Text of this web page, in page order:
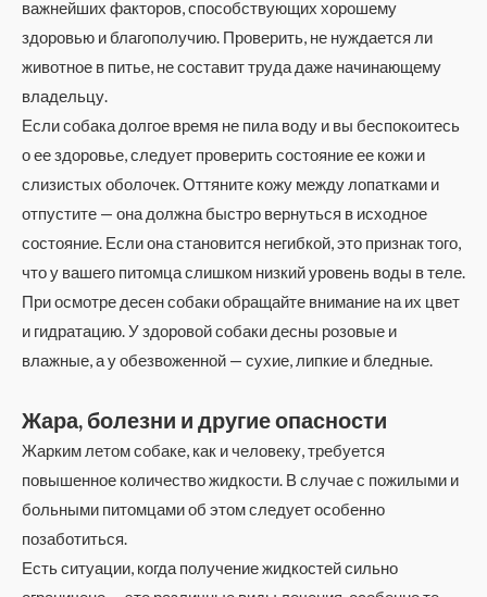
важнейших факторов, способствующих хорошему
здоровью и благополучию. Проверить, не нуждается ли
животное в питье, не составит труда даже начинающему
владельцу.
Если собака долгое время не пила воду и вы беспокоитесь
о ее здоровье, следует проверить состояние ее кожи и
слизистых оболочек. Оттяните кожу между лопатками и
отпустите — она должна быстро вернуться в исходное
состояние. Если она становится негибкой, это признак того,
что у вашего питомца слишком низкий уровень воды в теле.
При осмотре десен собаки обращайте внимание на их цвет
и гидратацию. У здоровой собаки десны розовые и
влажные, а у обезвоженной — сухие, липкие и бледные.
Жара, болезни и другие опасности
Жарким летом собаке, как и человеку, требуется
повышенное количество жидкости. В случае с пожилыми и
больными питомцами об этом следует особенно
позаботиться.
Есть ситуации, когда получение жидкостей сильно